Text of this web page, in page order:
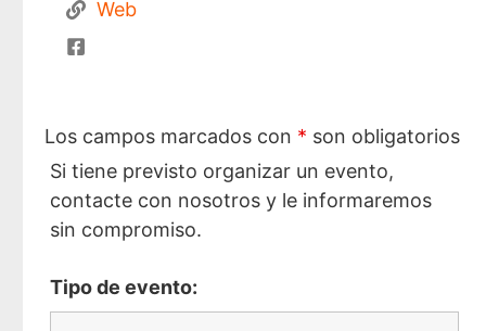
Web
Los campos marcados con * son obligatorios
Si tiene previsto organizar un evento,
contacte con nosotros y le informaremos
sin compromiso.
Tipo de evento: